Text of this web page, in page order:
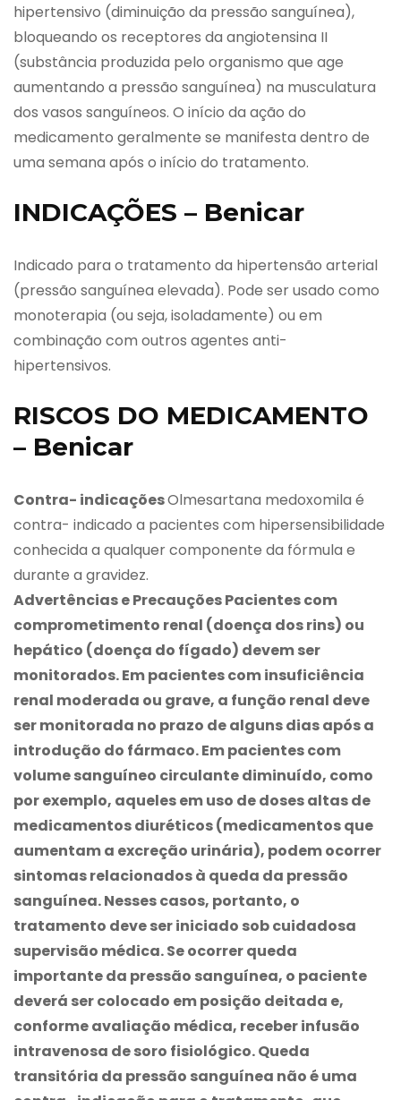
hipertensivo (diminuição da pressão sanguínea),
bloqueando os receptores da angiotensina II
(substância produzida pelo organismo que age
aumentando a pressão sanguínea) na musculatura
dos vasos sanguíneos. O início da ação do
medicamento geralmente se manifesta dentro de
uma semana após o início do tratamento.
INDICAÇÕES – Benicar
Indicado para o tratamento da hipertensão arterial
(pressão sanguínea elevada). Pode ser usado como
monoterapia (ou seja, isoladamente) ou em
combinação com outros agentes anti-
hipertensivos.
RISCOS DO MEDICAMENTO
– Benicar
Contra- indicaçõesOlmesartana medoxomila é
contra- indicado a pacientes com hipersensibilidade
conhecida a qualquer componente da fórmula e
durante a gravidez.
Advertências e Precauções Pacientes com
comprometimento renal (doença dos rins) ou
hepático (doença do fígado) devem ser
monitorados. Em pacientes com insuficiência
renal moderada ou grave, a função renal deve
ser monitorada no prazo de alguns dias após a
introdução do fármaco. Em pacientes com
volume sanguíneo circulante diminuído, como
por exemplo, aqueles em uso de doses altas de
medicamentos diuréticos (medicamentos que
aumentam a excreção urinária), podem ocorrer
sintomas relacionados à queda da pressão
sanguínea. Nesses casos, portanto, o
tratamento deve ser iniciado sob cuidadosa
supervisão médica. Se ocorrer queda
importante da pressão sanguínea, o paciente
deverá ser colocado em posição deitada e,
conforme avaliação médica, receber infusão
intravenosa de soro fisiológico. Queda
transitória da pressão sanguínea não é uma